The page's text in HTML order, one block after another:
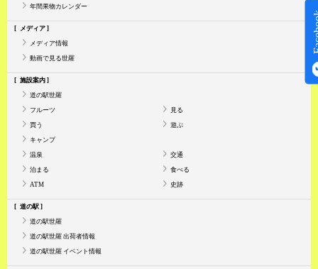
年間果物カレンダー
メディア
メディア情報
動画で見る世羅
施設案内
道の駅世羅
フルーツ 見る
買う 遊ぶ
キャンプ
温泉 交通
泊まる 食べる
ATM 史跡
道の駅
道の駅世羅
道の駅世羅 出荷者情報
道の駅世羅 イベント情報